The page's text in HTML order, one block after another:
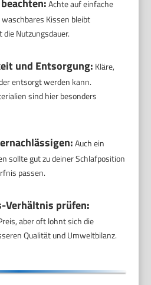
Achte auf einfache
Kissen bleibt
Nutzungsdauer.
und Entsorgung: Kläre,
entsorgt werden kann.
sind hier besonders
Auch ein
sollte gut zu deiner Schlafposition
passen.
Verhältnis prüfen:
aber oft lohnt sich die
Qualität und Umweltbilanz.